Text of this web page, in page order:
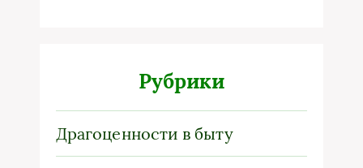
Рубрики
Драгоценности в быту